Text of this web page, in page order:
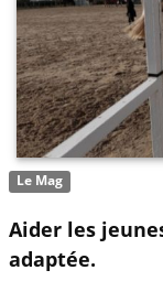
Le Mag
Aider les
adaptée.